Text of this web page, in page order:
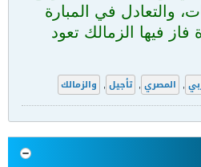
والتعادل في المبارة
فيها الزمالك تعود
, المصري , تأجيل , والزمالك